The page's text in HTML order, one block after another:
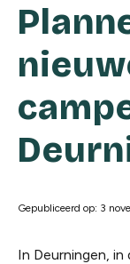
Gepubliceerd op: 3
In Deurningen, in